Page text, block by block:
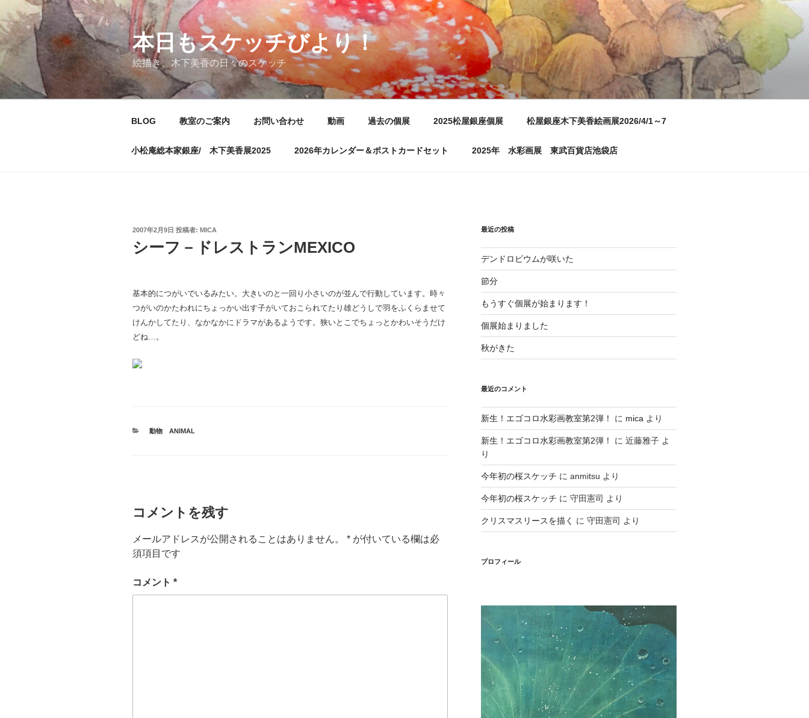
ン
テ
ン
ツ
へ
本日もスケッチびより！
絵描き、木下美香の日々のスケッチ
BLOG 教室のご案内 お問い合わせ 動画 過去の個展 2025松屋銀座個展 松屋銀座木下美香絵画展2026/4/1～7
小松庵総本家銀座/ 木下美香展2025 2026年カレンダー＆ポストカードセット 2025年 水彩画展 東武百貨店池袋店
投
日:
2007年2月9日 投稿者: MICA
シーフ－ドレストランMEXICO
基本的につがいでいるみたい。大きいのと一回り小さいのが並んで行動しています。時々
つがいのかたわれにちょっかい出す子がいておこられてたり雄どうしで羽をふくらませて
けんかしてたり、なかなかにドラマがあるようです。狭いとこでちょっとかわいそうだけ
どね…。
カ
動物 ANIMAL
コメントを残す
メールアドレスが公開されることはありません。 * が付いている欄は必
須項目です
コメント *
最近の投稿
デンドロビウムが咲いた
節分
もうすぐ個展が始まります！
個展始まりました
秋がきた
最近のコメント
新生！エゴコロ水彩画教室第2弾！ に mica より
新生！エゴコロ水彩画教室第2弾！ に 近藤雅子よ
り
今年初の桜スケッチ に anmitsu より
今年初の桜スケッチ に 守田憲司 より
クリスマスリースを描く に 守田憲司 より
プロフィール